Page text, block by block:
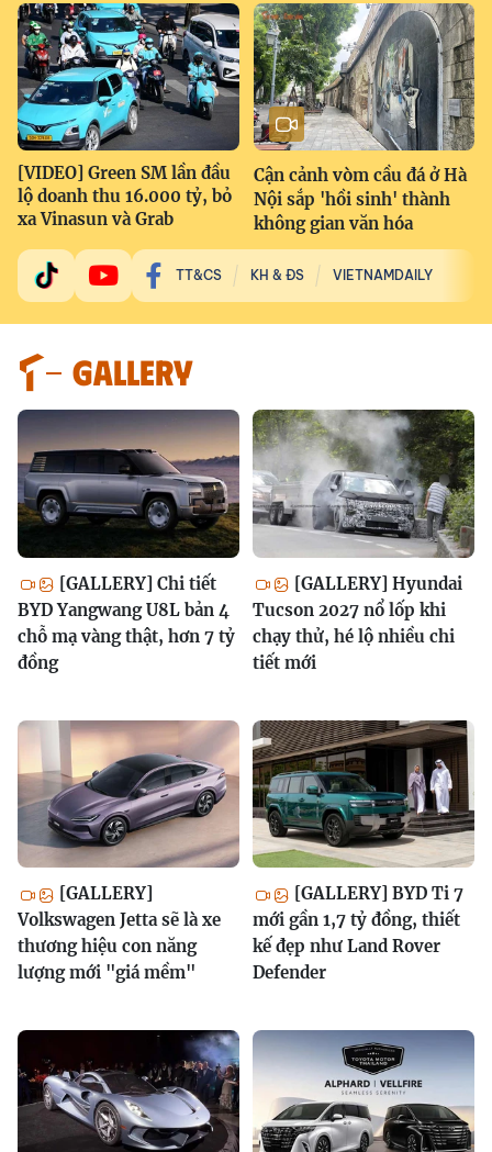
[VIDEO] Green SM lần đầu
lộ doanh thu 16.000 tỷ, bỏ
xa Vinasun và Grab
Cận cảnh vòm cầu đá ở Hà
Nội sắp 'hồi sinh' thành
không gian văn hóa
TT&CS KH & ĐS VIETNAMDAILY
GALLERY
[GALLERY] Chi tiết
BYD Yangwang U8L bản 4
chỗ mạ vàng thật, hơn 7 tỷ
đồng
[GALLERY] Hyundai
Tucson 2027 nổ lốp khi
chạy thử, hé lộ nhiều chi
tiết mới
[GALLERY]
Volkswagen Jetta sẽ là xe
thương hiệu con năng
lượng mới "giá mềm"
[GALLERY] BYD Ti 7
mới gần 1,7 tỷ đồng, thiết
kế đẹp như Land Rover
Defender